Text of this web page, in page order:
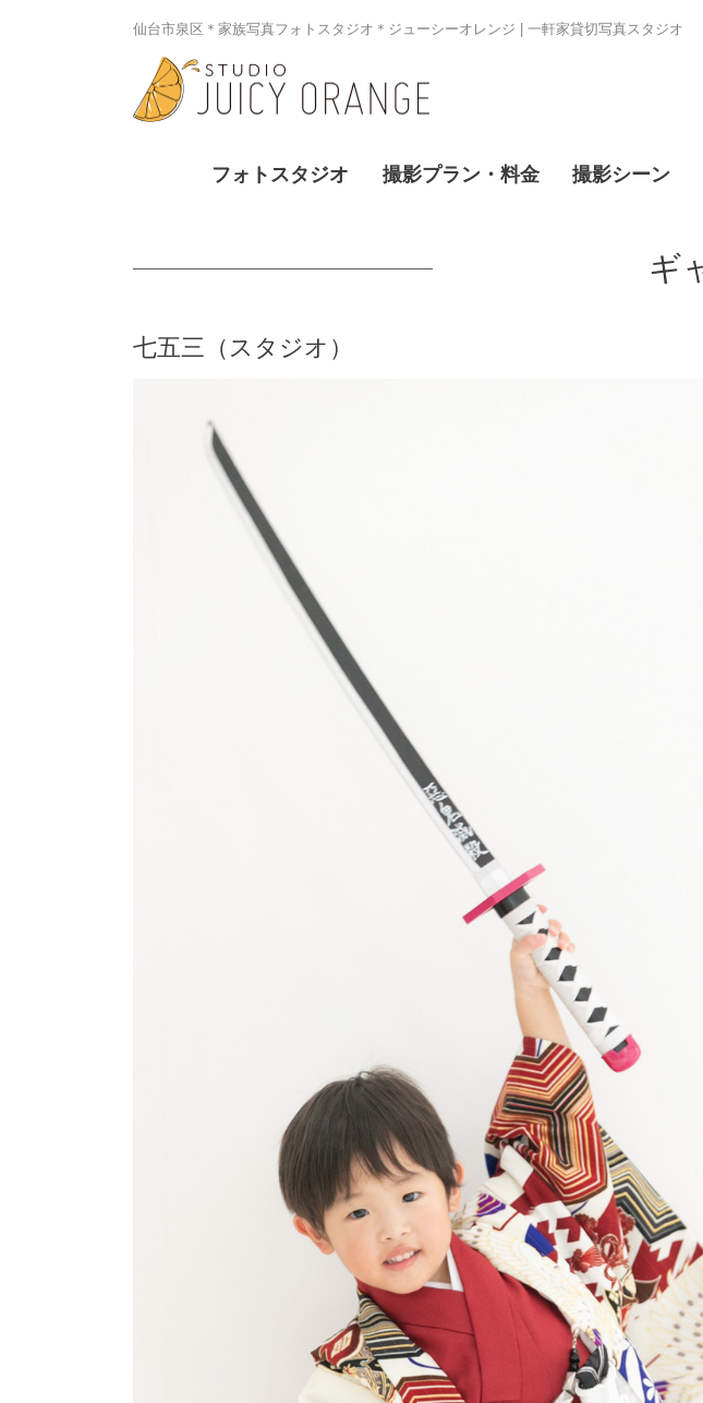
仙台市泉区＊家族写真フォトスタジオ＊ジューシーオレンジ | 一軒家貸切写真スタジオ
フォトスタジオ 撮影プラン・料金 撮影シーン
ギ
七五三（スタジオ）